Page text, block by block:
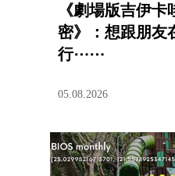
《劇場版吉伊
密》：想跟朋友
行⋯⋯
05.08.2026